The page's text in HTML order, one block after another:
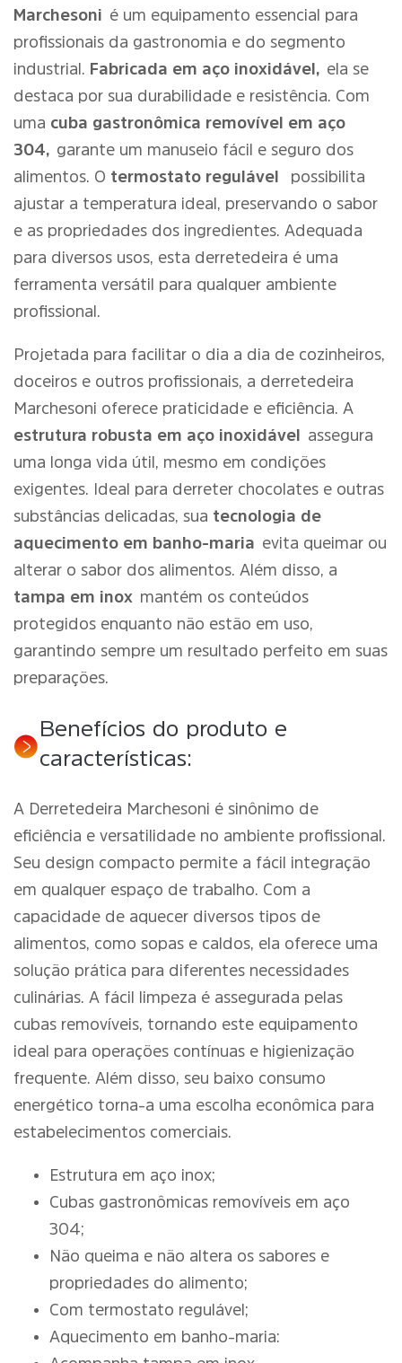
Marchesoni é um equipamento essencial para
profissionais da gastronomia e do segmento
industrial. Fabricada em aço inoxidável, ela se
destaca por sua durabilidade e resistência. Com
uma cuba gastronômica removível em aço
304, garante um manuseio fácil e seguro dos
alimentos. O termostato regulável
possibilita
ajustar a temperatura ideal, preservando o sabor
e as propriedades dos ingredientes. Adequada
para diversos usos, esta derretedeira é uma
ferramenta versátil para qualquer ambiente
profissional.
Projetada para facilitar o dia a dia de cozinheiros,
doceiros e outros profissionais, a derretedeira
Marchesoni oferece praticidade e eficiência. A
estrutura robusta em aço inoxidável
assegura
uma longa vida útil, mesmo em condições
exigentes. Ideal para derreter chocolates e outras
substâncias delicadas, sua tecnologia de
aquecimento em banho-maria evita queimar ou
alterar o sabor dos alimentos. Além disso, a
tampa em inox mantém os conteúdos
protegidos enquanto não estão em uso,
garantindo sempre um resultado perfeito em suas
preparações.
Benefícios do produto e
características:
A Derretedeira Marchesoni é sinônimo de
eficiência e versatilidade no ambiente profissional.
Seu design compacto permite a fácil integração
em qualquer espaço de trabalho. Com a
capacidade de aquecer diversos tipos de
alimentos, como sopas e caldos, ela oferece uma
solução prática para diferentes necessidades
culinárias. A fácil limpeza é assegurada pelas
cubas removíveis, tornando este equipamento
ideal para operações contínuas e higienização
frequente. Além disso, seu baixo consumo
energético torna-a uma escolha econômica para
estabelecimentos comerciais.
Estrutura em aço inox;
Cubas gastronômicas removíveis em aço
304;
Não queima e não altera os sabores e
propriedades do alimento;
Com termostato regulável;
Aquecimento em banho-maria: